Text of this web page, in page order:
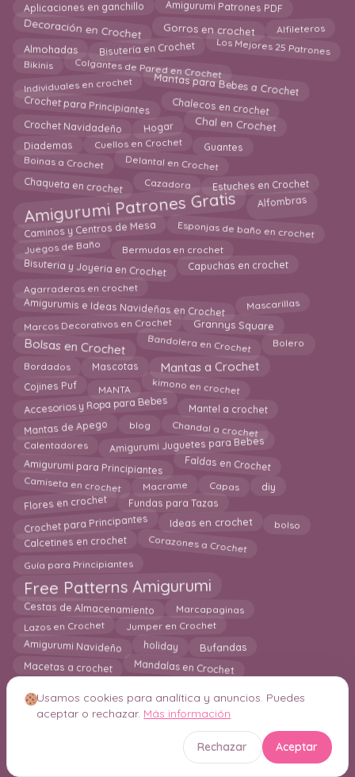
Aplicaciones en ganchillo Amigurumi Patrones PDF
Decoración en Crochet Gorros en crochet Alfileteros
Almohadas Bisutería en Crochet Los Mejores 25 Patrones
Bikinis Colgantes de Pared en Crochet
Individuales en crochet Mantas para Bebes a Crochet
Crochet para Principiantes Chalecos en crochet
Crochet Navidadeño Hogar Chal en Crochet
Diademas Cuellos en Crochet Guantes
Boinas a Crochet Delantal en Crochet
Chaqueta en crochet Cazadora Estuches en Crochet
Amigurumi Patrones Gratis Alfombras
Caminos y Centros de Mesa Esponjas de baño en crochet
Juegos de Baño Bermudas en crochet
Bisuteria y Joyeria en Crochet Capuchas en crochet
Agarraderas en crochet
Amigurumis e Ideas Navideñas en Crochet Mascarillas
Marcos Decorativos en Crochet Grannys Square
Bolsas en Crochet Bandolera en Crochet Bolero
Bordados Mascotas Mantas a Crochet
Cojines Puf MANTA kimono en crochet
Accesorios y Ropa para Bebes Mantel a crochet
Mantas de Apego blog Chandal a crochet
Calentadores Amigurumi Juguetes para Bebes
Amigurumi para Principiantes Faldas en Crochet
Camiseta en crochet Macrame Capas diy
Flores en crochet Fundas para Tazas
Crochet para Principantes Ideas en crochet bolso
Calcetines en crochet Corazones a Crochet
Guía para Principiantes
Free Patterns Amigurumi
Cestas de Almacenamiento Marcapaginas
Lazos en Crochet Jumper en Crochet
Amigurumi Navideño holiday Bufandas
Macetas a crochet Mandalas en Crochet
© 2026 Crochetisimo. Todos los derechos reservados.
Usamos cookies para analítica y anuncios. Puedes
aceptar o rechazar. Más información
Rechazar Aceptar